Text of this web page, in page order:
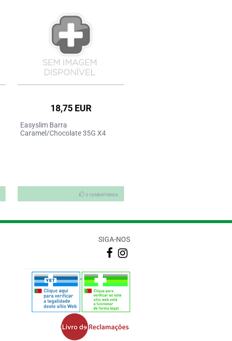
18,75 EUR
Easyslim Barra
Caramel/Chocolate 35G X4
0 COMENTÁRIOS
SIGA-NOS